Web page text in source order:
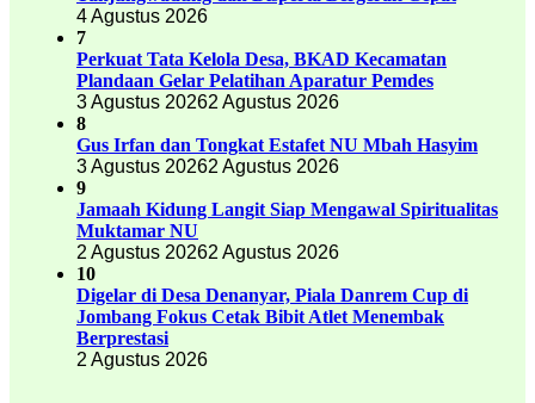
4 Agustus 2026
7
Perkuat Tata Kelola Desa, BKAD Kecamatan
Plandaan Gelar Pelatihan Aparatur Pemdes
3 Agustus 20262 Agustus 2026
8
Gus Irfan dan Tongkat Estafet NU Mbah Hasyim
3 Agustus 20262 Agustus 2026
9
Jamaah Kidung Langit Siap Mengawal Spiritualitas
Muktamar NU
2 Agustus 20262 Agustus 2026
10
Digelar di Desa Denanyar, Piala Danrem Cup di
Jombang Fokus Cetak Bibit Atlet Menembak
Berprestasi
2 Agustus 2026